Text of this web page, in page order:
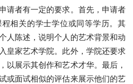
请者有一定的要求。首先，申请者
相关的学士学位或同等学历。其
人陈述，说明个人的艺术背景和动
皇家艺术学院。此外，学院还要求
以展示其创作和艺术才华。最后，
或面试相似的评估来展示他们的艺